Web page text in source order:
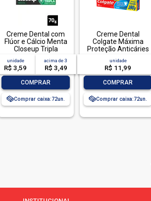
Creme Dental com
Flúor e Cálcio Menta
Closeup Tripla
Proteção Caixa 70g
unidade
R$ 3,59
acima de3
R$ 3,49
COMPRAR
Comprar caixa:72
Creme Dental
Colgate Máxima
Proteção Anticáries
180g
unidade
R$ 11,99
COMPRAR
Comprar caixa:72